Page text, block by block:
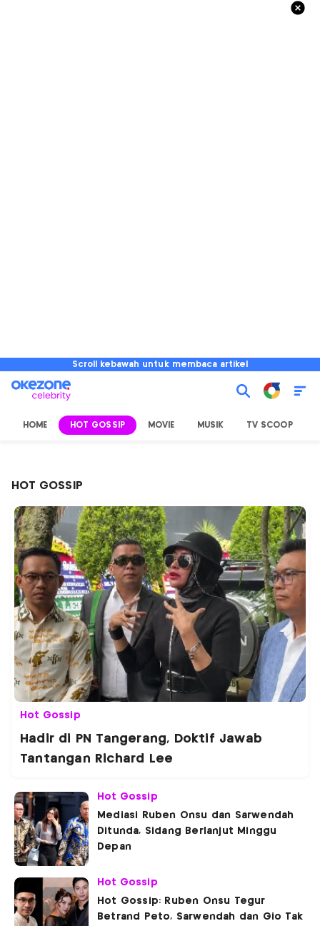
Scroll kebawah untuk membaca artikel
HOME HOT GOSSIP MOVIE MUSIK TV SCOOP
HOT GOSSIP
Hot Gossip
Hadir di PN Tangerang, Doktif Jawab
Tantangan Richard Lee
Hot Gossip
Mediasi Ruben Onsu dan Sarwendah
Ditunda, Sidang Berlanjut Minggu
Depan
Hot Gossip
Hot Gossip: Ruben Onsu Tegur
Betrand Peto, Sarwendah dan Gio Tak